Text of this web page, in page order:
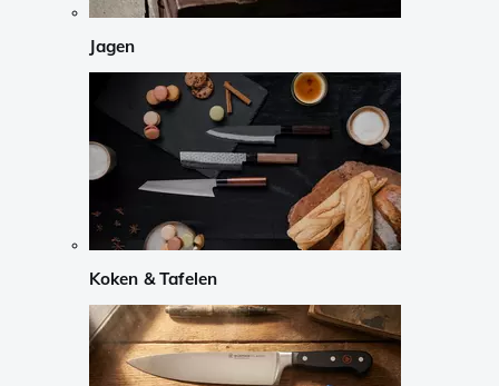
Jagen
Koken & Tafelen